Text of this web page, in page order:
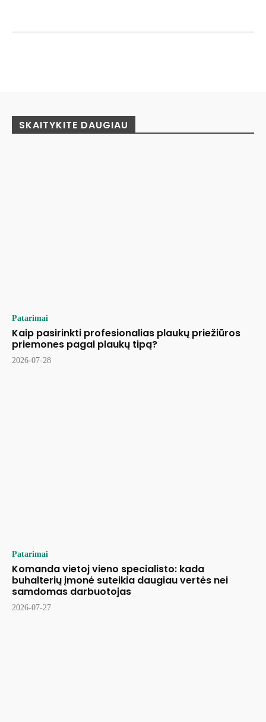
SKAITYKITE DAUGIAU
Patarimai
Kaip pasirinkti profesionalias plaukų priežiūros
priemones pagal plaukų tipą?
2026-07-28
Patarimai
Komanda vietoj vieno specialisto: kada
buhalterių įmonė suteikia daugiau vertės nei
samdomas darbuotojas
2026-07-27